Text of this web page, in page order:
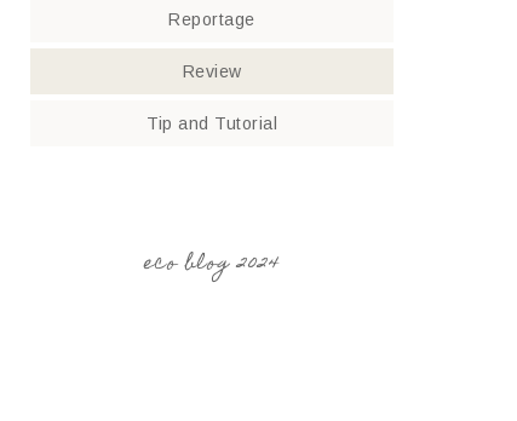
Reportage
Review
Tip and Tutorial
eco blog 2024